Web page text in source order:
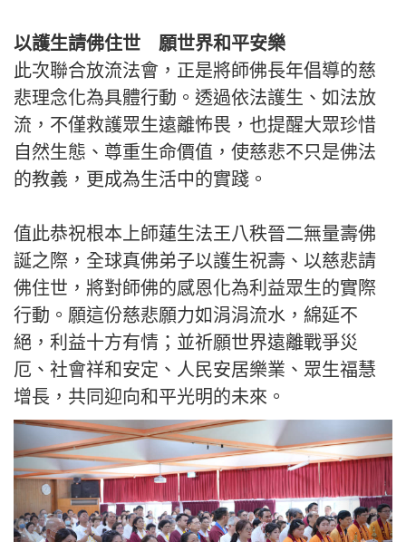
以護生請佛住世 願世界和平安樂
此次聯合放流法會，正是將師佛長年倡導的慈
悲理念化為具體行動。透過依法護生、如法放
流，不僅救護眾生遠離怖畏，也提醒大眾珍惜
自然生態、尊重生命價值，使慈悲不只是佛法
的教義，更成為生活中的實踐。
值此恭祝根本上師蓮生法王八秩晉二無量壽佛
誕之際，全球真佛弟子以護生祝壽、以慈悲請
佛住世，將對師佛的感恩化為利益眾生的實際
行動。願這份慈悲願力如涓涓流水，綿延不
絕，利益十方有情；並祈願世界遠離戰爭災
厄、社會祥和安定、人民安居樂業、眾生福慧
增長，共同迎向和平光明的未來。